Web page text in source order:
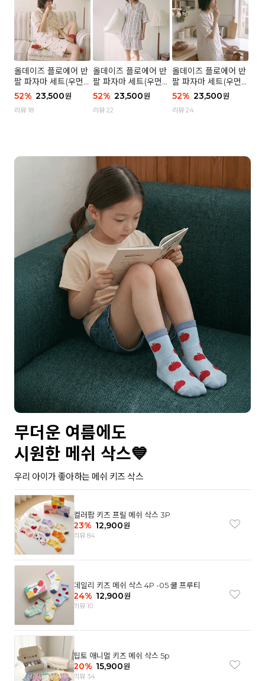
올데이즈 플로에어 반
팔 파자마 세트(우먼)
- 04 하트 컨페티
52% 23,500원
리뷰 18
올데이즈 플로에어 반
팔 파자마 세트(우먼)
- 03 브리즈 스트라이
52% 23,500원
리뷰 22
올데이즈 플로에어 반
팔 파자마 세트(우먼)
- 01 포슬 가든
52% 23,500원
리뷰 24
무더운 여름에도
시원한 메쉬 삭스💙
우리 아이가 좋아하는 메쉬 키즈 삭스
컬러팜 키즈 프릴 메쉬 삭스 3P
23% 12,900원
리뷰 84
데일리 키즈 메쉬 삭스 4P -05 쿨 프루티
24% 12,900원
리뷰 10
팁토 애니멀 키즈 메쉬 삭스 5p
20% 15,900원
리뷰 34